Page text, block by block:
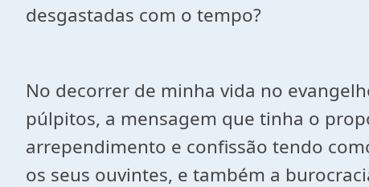
desgastadas com o tempo?
No decorrer de minha vida no
púlpitos, a mensagem que tinha o
arrependimento e confissão tendo
os seus ouvintes, e também a